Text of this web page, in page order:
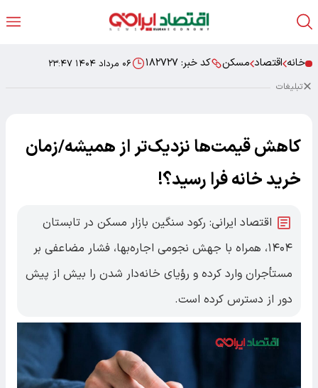
خانه اقتصاد مسکن کد خبر: ۱۸۲۷۲۷ ۰۶ مرداد ۱۴۰۴ ۲۳:۴۷
تبلیغات
کاهش قیمت‌ها نزدیک‌تر از همیشه/زمان
خرید خانه فرا رسید؟ْ!
اقتصاد ایرانی: رکود سنگین بازار مسکن در تابستان
۱۴۰۴، همراه با جهش نجومی اجاره‌بها، فشار مضاعفی بر
مستأجران وارد کرده و رؤیای خانه‌دار شدن را بیش از پیش
دور از دسترس کرده است.